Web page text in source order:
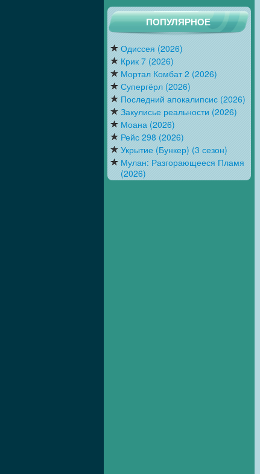
ПОПУЛЯРНОЕ
Одиссея (2026)
Крик 7 (2026)
Мортал Комбат 2 (2026)
Супергёрл (2026)
Последний апокалипсис (2026)
Закулисье реальности (2026)
Моана (2026)
Рейс 298 (2026)
Укрытие (Бункер) (3 сезон)
Мулан: Разгорающееся Пламя
(2026)